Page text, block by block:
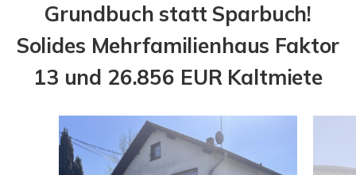
Grundbuch statt Sparbuch!
Solides Mehrfamilienhaus Faktor
13 und 26.856 EUR Kaltmiete